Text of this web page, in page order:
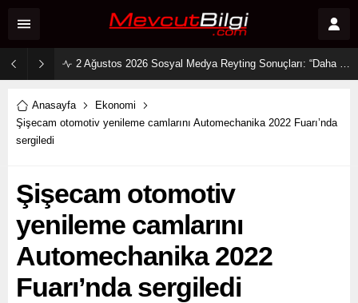
2 Ağustos 2026 Sosyal Medya Reyting Sonuçları: “Daha 17” Ekranlara Ambargo Koydu!
Anasayfa
Ekonomi
Şişecam otomotiv yenileme camlarını Automechanika 2022 Fuarı’nda
sergiledi
Şişecam otomotiv
yenileme camlarını
Automechanika 2022
Fuarı’nda sergiledi